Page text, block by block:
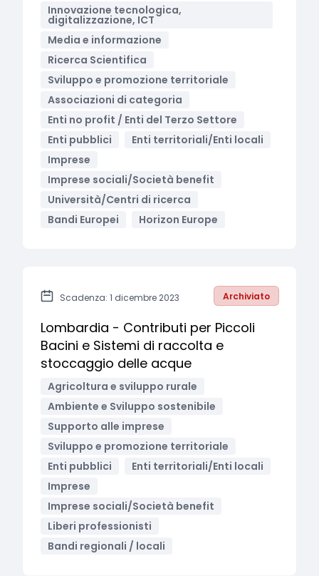
Innovazione tecnologica,
digitalizzazione, ICT
Media e informazione
Ricerca Scientifica
Sviluppo e promozione territoriale
Associazioni di categoria
Enti no profit / Enti del Terzo Settore
Enti pubblici
Enti territoriali/Enti locali
Imprese
Imprese sociali/Società benefit
Università/Centri di ricerca
Bandi Europei
Horizon Europe
Scadenza: 1 dicembre 2023 Archiviato
Lombardia - Contributi per Piccoli
Bacini e Sistemi di raccolta e
stoccaggio delle acque
Agricoltura e sviluppo rurale
Ambiente e Sviluppo sostenibile
Supporto alle imprese
Sviluppo e promozione territoriale
Enti pubblici
Enti territoriali/Enti locali
Imprese
Imprese sociali/Società benefit
Liberi professionisti
Bandi regionali / locali